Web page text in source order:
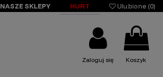
NASZE SKLEPY HURT Ulubione (0)
Zaloguj się Koszyk